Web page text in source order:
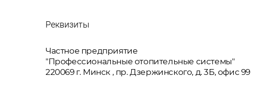
Реквизиты
Частное предприятие
"Профессиональные отопительные системы"
220069 г. Минск , пр. Дзержинского, д. 3Б, офис 99